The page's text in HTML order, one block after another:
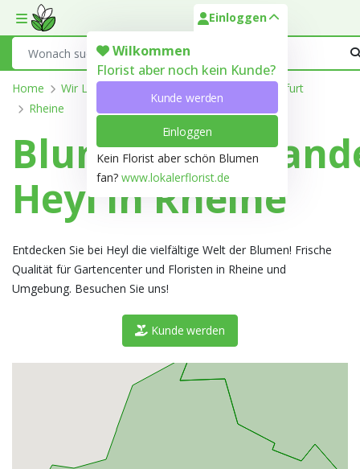
Toggle mobile menu
Einloggen
Wilkommen
Florist aber noch kein Kunde?
Kunde werden
Einloggen
Kein Florist aber schön Blumen
fan? www.lokalerflorist.de
Home Wir Liefern
Steinfurt
Rheine
Heyl in Rheine
Entdecken Sie bei Heyl die vielfältige Welt der Blumen! Frische
Qualität für Gartencenter und Floristen in Rheine und
Umgebung. Besuchen Sie uns!
Kunde werden